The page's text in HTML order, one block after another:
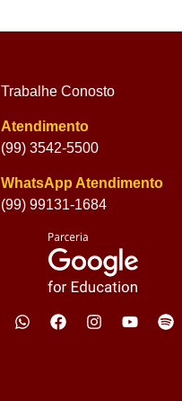
Trabalhe Conosto
Atendimento
(99) 3542-5500
WhatsApp Atendimento
(99) 99131-1684